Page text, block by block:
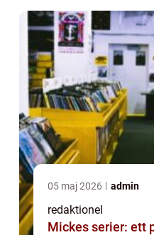
erbjuder ett bek...
05 maj 2026 admin
redaktionel
Mickes serier: ett